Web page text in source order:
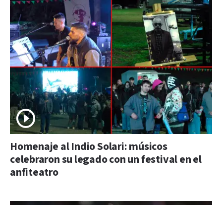
Homenaje al Indio Solari: músicos
celebraron su legado con un festival en el
anfiteatro